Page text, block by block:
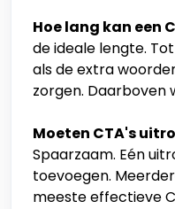
Hoe lang kan een
de ideale lengte.
als de extra
zorgen. Daarboven
Moeten CTA's
Spaarzaam. Eén
toevoegen.
meeste effectieve